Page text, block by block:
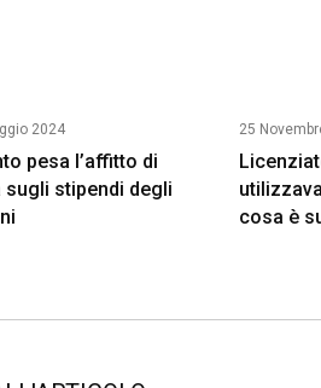
2024
pesa l’affitto di
sugli stipendi degli
25
cosa è